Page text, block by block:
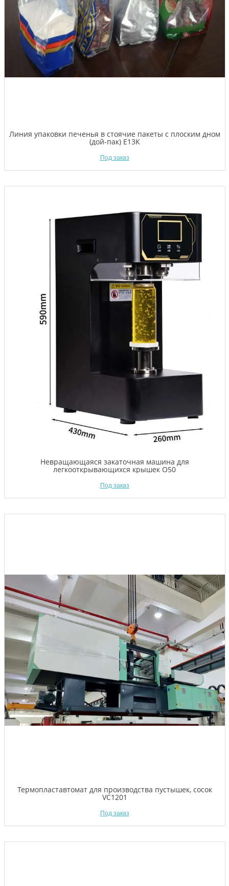
Линия упаковки печенья в стоячие пакеты с плоским дном
(дой-пак) E13K
Под заказ
Невращающаяся закаточная машина для
легкооткрывающихся крышек O50
Под заказ
Термопластавтомат для производства пустышек, сосок
VC1201
Под заказ